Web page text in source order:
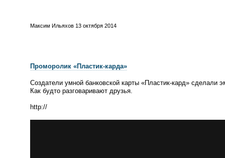
Максим Ильяхов 13 октября 2014
Проморолик «Пластик-карда»
Создатели умной банковской карты «Пластик-кард» сделали
Как будто разговаривают друзья.
http://